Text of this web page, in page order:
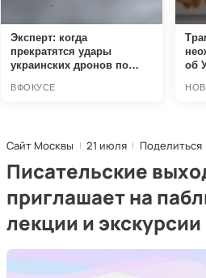
Сайт Москвы 21 июля Поделиться
Писательские
приглашает на
лекции и экскурсии